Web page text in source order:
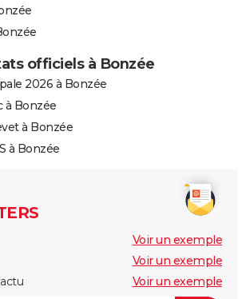
officiels à Bonzée
2026 à Bonzée
à Bonzée
à Bonzée
à Bonzée
Voir un exemple
Voir un exemple
Voir un exemple